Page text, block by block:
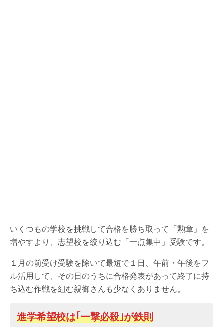
いくつもの学校を挑戦して合格を勝ち取って「勲章」を
増やすより、志望校を絞り込む「一点集中」受験です。
１月の前受け受験を除いて最短で１日、午前・午後をフ
ル活用して、その日のうちに合格発表があって終了に持
ち込む作戦を組む親御さんも少なくありません。
進学希望校は｢一撃必殺｣が鉄則